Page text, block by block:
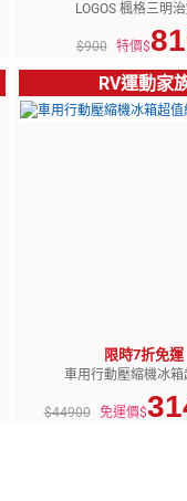
LOGOS 楓格三明
$900 特價$
RV運動家
限時7折免運
車用行動壓縮機冰箱
$44900 免運價$